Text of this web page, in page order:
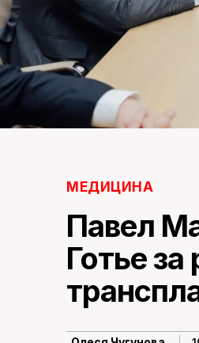
МЕДИЦИНА
Павел
Готье за